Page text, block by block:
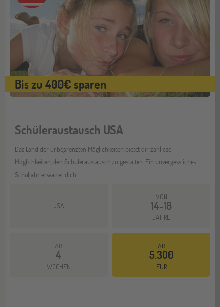
Bis zu 400€ sparen
Schüleraustausch USA
Das Land der unbegrenzten Möglichkeiten bietet dir zahllose
Möglichkeiten, den Schüleraustausch zu gestalten. Ein unvergessliches
Schuljahr erwartet dich!
USA
VON
14-18
JAHRE
AB
4
WOCHEN
AB
5.300
EUR